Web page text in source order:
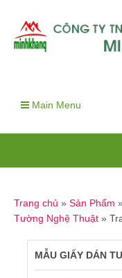
Main Menu
Trang chủ » Sản Phẩm
Tường Nghệ Thuật »
MẪU GIẤY DÁN